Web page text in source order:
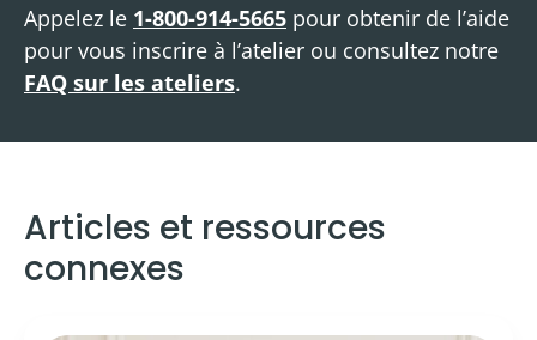
Appelez le 1-800-914-5665 pour obtenir de l’aide
pour vous inscrire à l’atelier ou consultez notre
FAQ sur les ateliers.
Articles et ressources
connexes